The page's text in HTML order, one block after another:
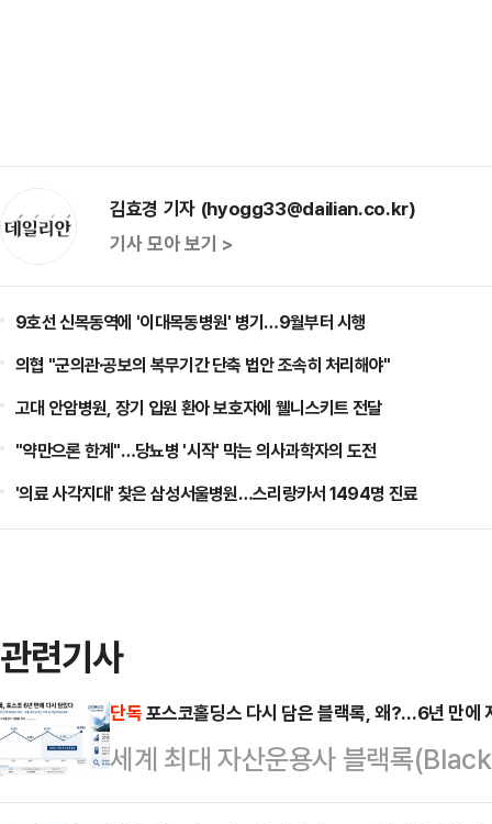
김효경 기자 (hyogg33@dailian.co.kr)
기사 모아 보기 >
9호선 신목동역에 '이대목동병원' 병기…9월부터 시행
의협 "군의관·공보의 복무기간 단축 법안 조속히 처리해야"
고대 안암병원, 장기 입원 환아 보호자에 웰니스키트 전달
"약만으론 한계"…당뇨병 '시작' 막는 의사과학자의 도전
'의료 사각지대' 찾은 삼성서울병원…스리랑카서 1494명 진료
관련기사
단독포스코홀딩스 다시 담은 블랙록, 왜?…6년 만에
세계 최대 자산운용사 블랙록
분을 다시 6%대로 끌어올렸다. 아